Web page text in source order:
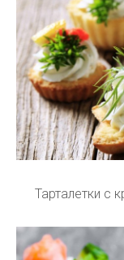
Тарталетки с